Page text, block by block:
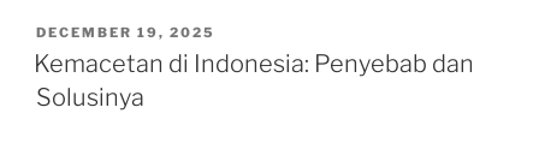
POSTED
ON
DECEMBER 19, 2025
Kemacetan di Indonesia: Penyebab dan
Solusinya